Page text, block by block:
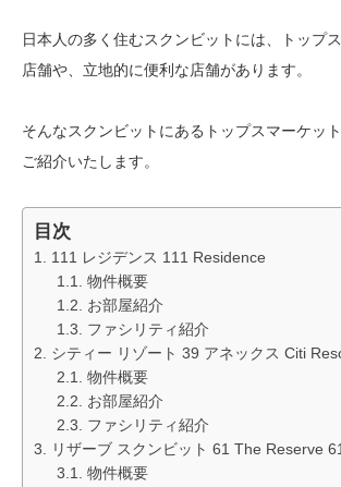
日本人の多く住むスクンビットには、トップ
店舗や、立地的に便利な店舗があります。
そんなスクンビットにあるトップスマーケッ
ご紹介いたします。
目次
111 レジデンス 111 Residence
物件概要
お部屋紹介
ファシリティ紹介
シティー リゾート 39 アネックス Citi
物件概要
お部屋紹介
ファシリティ紹介
リザーブ スクンビット 61 The Reserve
物件概要